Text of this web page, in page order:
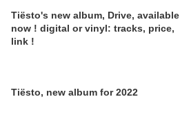
Tiësto's new album, Drive, available
now ! digital or vinyl: tracks, price,
link !
Tiësto, new album for 2022